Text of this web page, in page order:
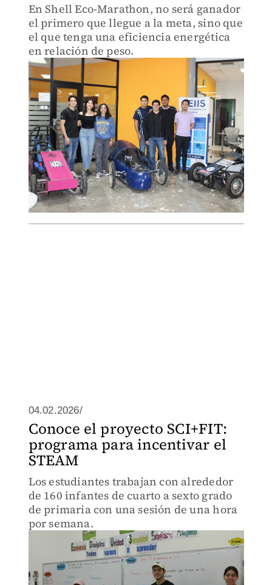
En Shell Eco-Marathon, no será ganador
el primero que llegue a la meta, sino que
el que tenga una eficiencia energética
en relación de peso.
04.02.2026/
Conoce el proyecto SCI+FIT:
programa para incentivar el
STEAM
Los estudiantes trabajan con alrededor
de 160 infantes de cuarto a sexto grado
de primaria con una sesión de una hora
por semana.